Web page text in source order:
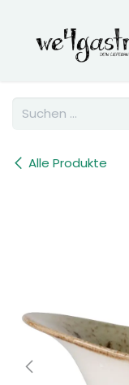
Alle Produkte